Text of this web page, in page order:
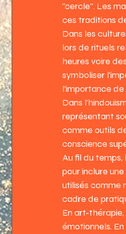
"cercle". Les
ces traditions
Dans les
lors de rituels
heures voire
symboliser
l'importance
Dans
représentant
comme outils
conscience
Au fil du
pour inclure
utilisés comme
cadre de
En art-
émotionnels.